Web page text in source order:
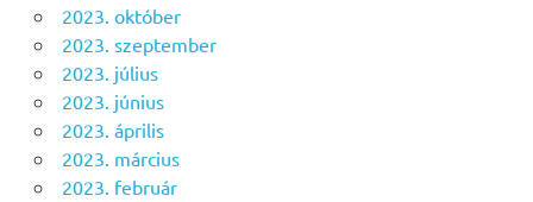
2023. október
2023. szeptember
2023. július
2023. június
2023. április
2023. március
2023. február